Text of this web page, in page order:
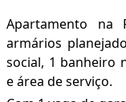
Apartamento na
armários
social, 1 banheiro
e área de serviço.